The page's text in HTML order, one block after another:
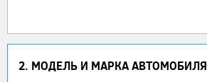
2. МОДЕЛЬ И МАРКА АВТОМОБИЛЯ